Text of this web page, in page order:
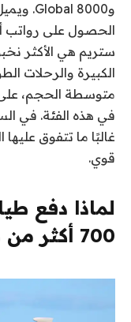
الحصول على رواتب
ستريم هي الأكثر
الكبيرة والرحلات
متوسطة الحجم، على
في هذه الفئة. في
غالبًا ما تتفوق عليها
قوي.
لماذا دفع
700 أكثر من طياري فالكون 900؟